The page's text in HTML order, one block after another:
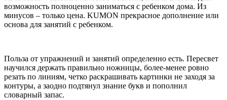
возможность полноценно заниматься с ребенком дома. Из
минусов – только цена. KUMON прекрасное дополнение или
основа для занятий с ребенком.
Польза от упражнений и занятий определенно есть. Пересвет
научился держать правильно ножницы, более-менее ровно
резать по линиям, четко раскрашивать картинки не заходя за
контуры, а заодно подтянул знание букв и пополнил
словарный запас.